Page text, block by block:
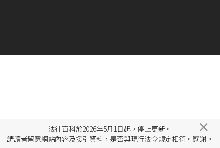
法律百科於2026年5月1日起，停止更新。
請讀者留意網站內容及援引資料，是否與現行法令規定相符。感謝。
×